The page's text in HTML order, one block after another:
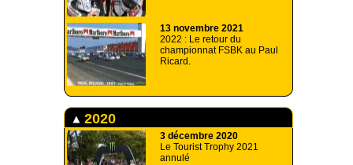
13 novembre 2021
2022 : Le retour du
championnat FSBK au Paul
Ricard.
2020
3 décembre 2020
Le Tourist Trophy 2021
annulé